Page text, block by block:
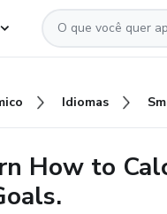
Idiomas
How to